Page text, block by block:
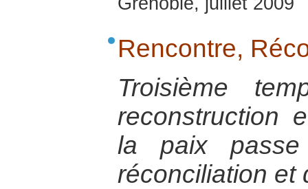
Rencontre,
Troisième
reconstruction
la paix
réconciliation et